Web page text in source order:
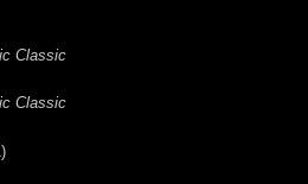
Classic
Classic